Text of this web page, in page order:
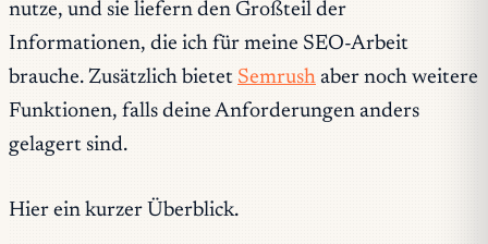
nutze, und sie liefern den Großteil der
Informationen, die ich für meine SEO-Arbeit
brauche. Zusätzlich bietet Semrush aber noch weitere
Funktionen, falls deine Anforderungen anders
gelagert sind.
Hier ein kurzer Überblick.